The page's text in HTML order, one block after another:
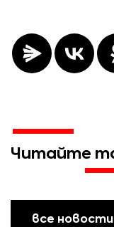
Читайте
все новости